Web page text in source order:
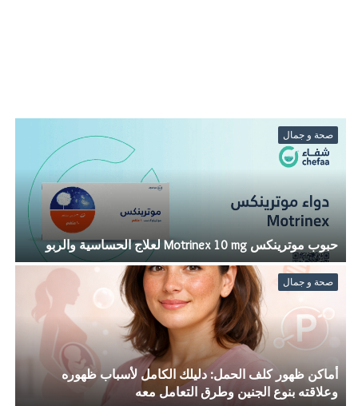
صحة و جمال
حبوب موترينكس Motrinex 10 mg لعلاج الحساسية والربو
صحة و جمال
أماكن ظهور كلف الحمل: دليلك الكامل لأسباب ظهوره
وعلاقته بنوع الجنين وطرق التعامل معه